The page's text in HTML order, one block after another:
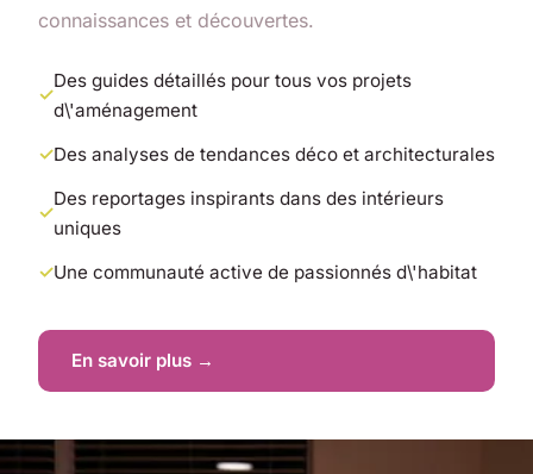
connaissances et découvertes.
Des guides détaillés pour tous vos projets
d\'aménagement
Des analyses de tendances déco et architecturales
Des reportages inspirants dans des intérieurs
uniques
Une communauté active de passionnés d\'habitat
En savoir plus →